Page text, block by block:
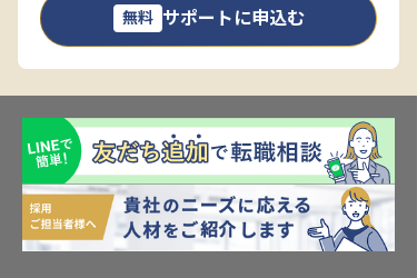
無料 サポートに申込む